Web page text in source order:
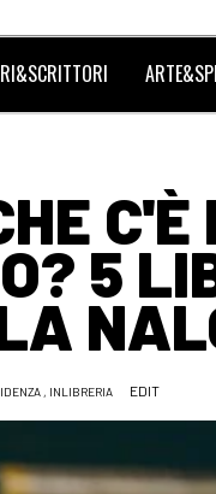
C'È
5
, INLIBRERIA EDIT